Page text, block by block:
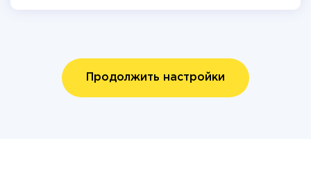
Продолжить настройки